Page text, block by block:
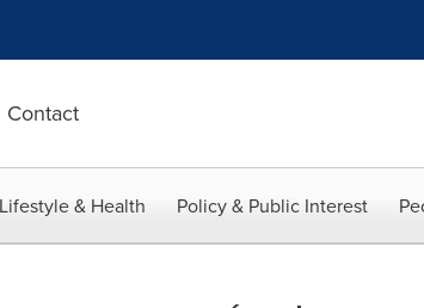
Contact
Lifestyle & Health Policy & Public Interest